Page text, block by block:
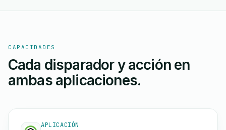
CAPACIDADES
Cada disparador y acción en
ambas aplicaciones.
APLICACIÓN